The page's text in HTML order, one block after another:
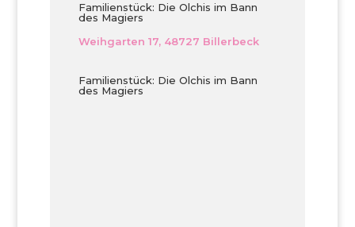
Familienstück: Die Olchis im Bann
des Magiers
Weihgarten 17, 48727 Billerbeck
Familienstück: Die Olchis im Bann
des Magiers